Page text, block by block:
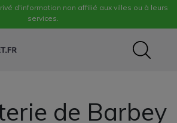
d'information non affilié aux villes ou à leurs
services.
de Barbey